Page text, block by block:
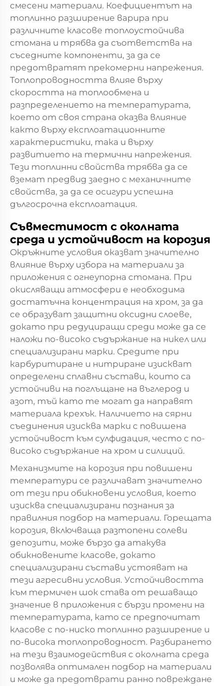
смесени материали. Коефициентът на
топлинно разширение варира при
различните класове топлоустойчива
стомана и трябва да съответства на
съседните компоненти, за да се
предотвратят прекомерни напрежения.
Топлопроводността влияе върху
скоростта на топлообмена и
разпределението на температурата,
което от своя страна оказва влияние
както върху експлоатационните
характеристики, така и върху
развитието на термични напрежения.
Тези топлинни свойства трябва да се
вземат предвид заедно с механичните
свойства, за да се осигури успешна
дългосрочна експлоатация.
Съвместимост с околната
среда и устойчивост на корозия
Окръжните условия оказват значително
влияние върху избора на материали за
приложения с огнеупорна стомана. При
окисляващи атмосфери е необходима
достатъчна концентрация на хром, за да
се образуват защитни оксидни слоеве,
докато при редуциращи среди може да се
наложи по-високо съдържание на никел или
специализирани марки. Средите при
карбуритиране и нитриране изискват
определени сплавни състави, които са
устойчиви на поглъщане на въглерод и
азот, тъй като те могат да направят
материала крехък. Наличието на сярни
съединения изисква марки с повишена
устойчивост към сулфидация, често с по-
високо съдържание на хром и силиций.
Механизмите на корозия при повишени
температури се различават значително
от тези при обикновени условия, което
изисква специализирани познания за
правилния подбор на материали. Горещата
корозия, включваща разтопени солеви
депозити, може бързо да атакува
обикновените класове, докато
специализирани състави устояват на
тези агресивни условия. Устойчивостта
към термичен шок става от решаващо
значение в приложения с бързи промени на
температурата, като се предпочитат
класове с по-ниско топлинно разширение и
по-висока топлопроводност. Разбирането
на тези взаимодействия с околната среда
позволява оптимален подбор на материали
и може да предотврати ранно повреждане